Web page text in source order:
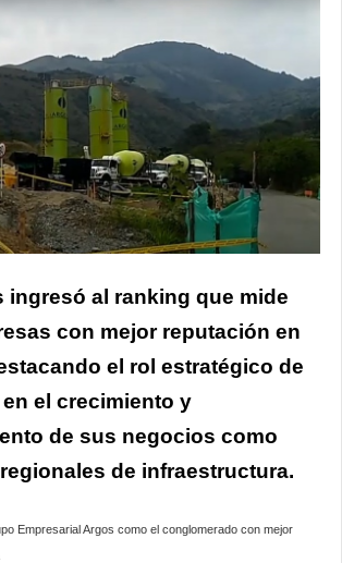
ingresó al ranking que mide
con mejor reputación en
el rol estratégico de
en el crecimiento y
de sus negocios como
de infraestructura.
Empresarial Argos como el conglomerado con mejor